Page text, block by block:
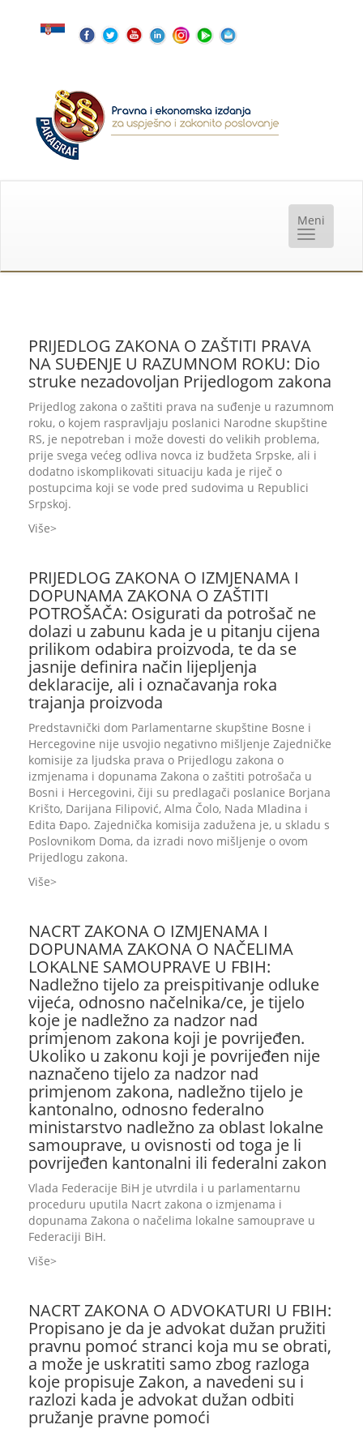
PRIJEDLOG ZAKONA O ZAŠTITI PRAVA
NA SUĐENJE U RAZUMNOM ROKU: Dio
struke nezadovoljan Prijedlogom zakona
Prijedlog zakona o zaštiti prava na suđenje u razumnom
roku, o kojem raspravljaju poslanici Narodne skupštine
RS, je nepotreban i može dovesti do velikih problema,
prije svega većeg odliva novca iz budžeta Srpske, ali i
dodatno iskomplikovati situaciju kada je riječ o
postupcima koji se vode pred sudovima u Republici
Srpskoj.
Više
PRIJEDLOG ZAKONA O IZMJENAMA I
DOPUNAMA ZAKONA O ZAŠTITI
POTROŠAČA: Osigurati da potrošač ne
dolazi u zabunu kada je u pitanju cijena
prilikom odabira proizvoda, te da se
jasnije definira način lijepljenja
deklaracije, ali i označavanja roka
trajanja proizvoda
Predstavnički dom Parlamentarne skupštine Bosne i
Hercegovine nije usvojio negativno mišljenje Zajedničke
komisije za ljudska prava o Prijedlogu zakona o
izmjenama i dopunama Zakona o zaštiti potrošača u
Bosni i Hercegovini, čiji su predlagači poslanice Borjana
Krišto, Darijana Filipović, Alma Čolo, Nada Mladina i
Edita Đapo. Zajednička komisija zadužena je, u skladu s
Poslovnikom Doma, da izradi novo mišljenje o ovom
Prijedlogu zakona.
Više
NACRT ZAKONA O IZMJENAMA I
DOPUNAMA ZAKONA O NAČELIMA
LOKALNE SAMOUPRAVE U FBIH:
Nadležno tijelo za preispitivanje odluke
vijeća, odnosno načelnika/ce, je tijelo
koje je nadležno za nadzor nad
primjenom zakona koji je povrijeđen.
Ukoliko u zakonu koji je povrijeđen nije
naznačeno tijelo za nadzor nad
primjenom zakona, nadležno tijelo je
kantonalno, odnosno federalno
ministarstvo nadležno za oblast lokalne
samouprave, u ovisnosti od toga je li
povrijeđen kantonalni ili federalni zakon
Vlada Federacije BiH je utvrdila i u parlamentarnu
proceduru uputila Nacrt zakona o izmjenama i
dopunama Zakona o načelima lokalne samouprave u
Federaciji BiH.
Više
NACRT ZAKONA O ADVOKATURI U FBIH:
Propisano je da je advokat dužan pružiti
pravnu pomoć stranci koja mu se obrati,
a može je uskratiti samo zbog razloga
koje propisuje Zakon, a navedeni su i
razlozi kada je advokat dužan odbiti
pružanje pravne pomoći